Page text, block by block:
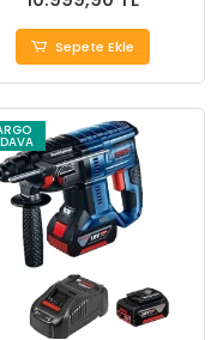
Sepete Ekle